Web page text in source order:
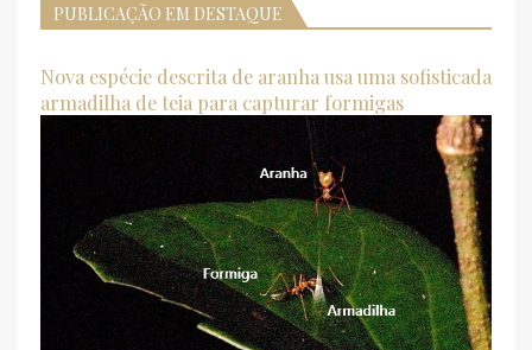
PUBLICAÇÃO EM DESTAQUE
Nova espécie descrita de aranha usa uma sofisticada
armadilha de teia para capturar formigas